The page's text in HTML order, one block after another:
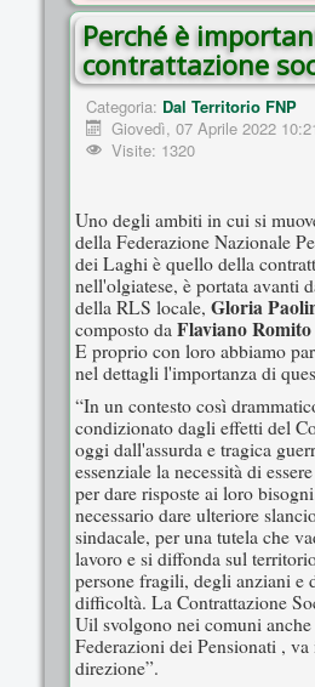
Perché è
contrattazione
Categoria: Dal Territorio FNP
Giovedì, 07 Aprile 2022
Visite: 1320
Uno degli ambiti in cui si
della Federazione Nazionale
dei Laghi è quello della
nell'olgiatese, è portata avanti
della RLS locale, Gloria
composto da Flaviano Romito
E proprio con loro abbiamo
nel dettagli l'importanza di
“In un contesto così
condizionato dagli effetti del
oggi dall'assurda e tragica
essenziale la necessità di
per dare risposte ai loro
necessario dare ulteriore
sindacale, per una tutela che
lavoro e si diffonda sul
persone fragili, degli anziani e
difficoltà. La Contrattazione
Uil svolgono nei comuni anche
Federazioni dei Pensionati , va
direzione”.